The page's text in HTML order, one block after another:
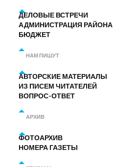
ДЕЛОВЫЕ ВСТРЕЧИ
АДМИНИСТРАЦИЯ РАЙОНА
БЮДЖЕТ
НАМ ПИШУТ
АВТОРСКИЕ МАТЕРИАЛЫ
ИЗ ПИСЕМ ЧИТАТЕЛЕЙ
ВОПРОС-ОТВЕТ
АРХИВ
ФОТОАРХИВ
НОМЕРА ГАЗЕТЫ